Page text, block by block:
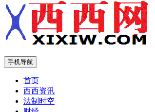
手机导航
首页
西西资讯
法制时空